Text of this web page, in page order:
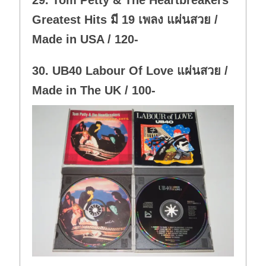
.
Greatest Hits มี 19 เพลง แผ่นสวย /
Made in USA / 120-
30. UB40 Labour Of Love แผ่นสวย /
Made in The UK / 100-